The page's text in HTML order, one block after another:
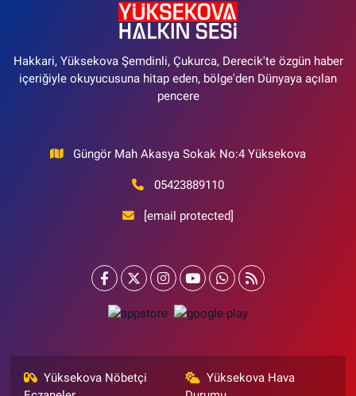
Hakkari, Yüksekova Şemdinli, Çukurca, Derecik'te özgün haber
içeriğiyle okuyucusuna hitap eden, bölge'den Dünyaya açılan
pencere
Güngör Mah Akasya Sokak No:4 Yüksekova
05423889110
[email protected]
Yüksekova Nöbetçi
Yüksekova Hava